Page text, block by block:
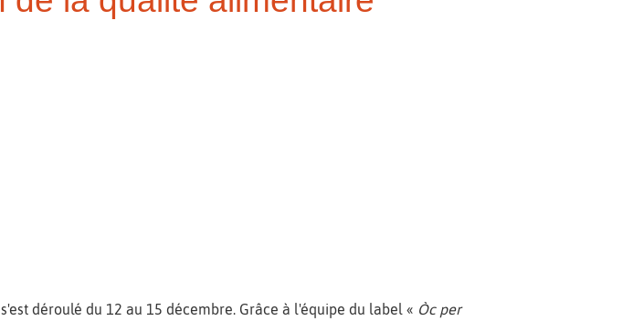
déroulé du 12 au 15 décembre. Grâce à l'équipe du label « Òc per